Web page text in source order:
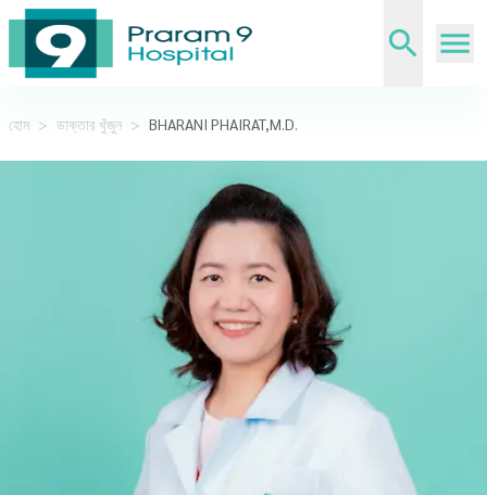
হোম > ডাক্তার খুঁজুন > BHARANI PHAIRAT,M.D.